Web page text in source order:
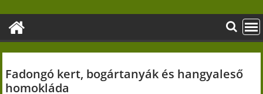
content
Fadongó kert, bogártanyák és hangyaleső
homokláda